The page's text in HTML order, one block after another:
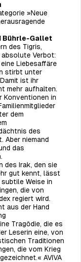
»Neue
Bührle-Gallet
des Tigris,
Verbot:
Liebesaffäre
stirbt unter
ist ihr
mehr aufhalten.
Konventionen in
dem
des
Aber niemand
das
des Irak, den sie
gut kennt, lässt
Weise in
die von
regiert wird.
aus der Hand
Tragödie, die es
Leserin eine, von
Traditionen
die vom Krieg
AVIVA